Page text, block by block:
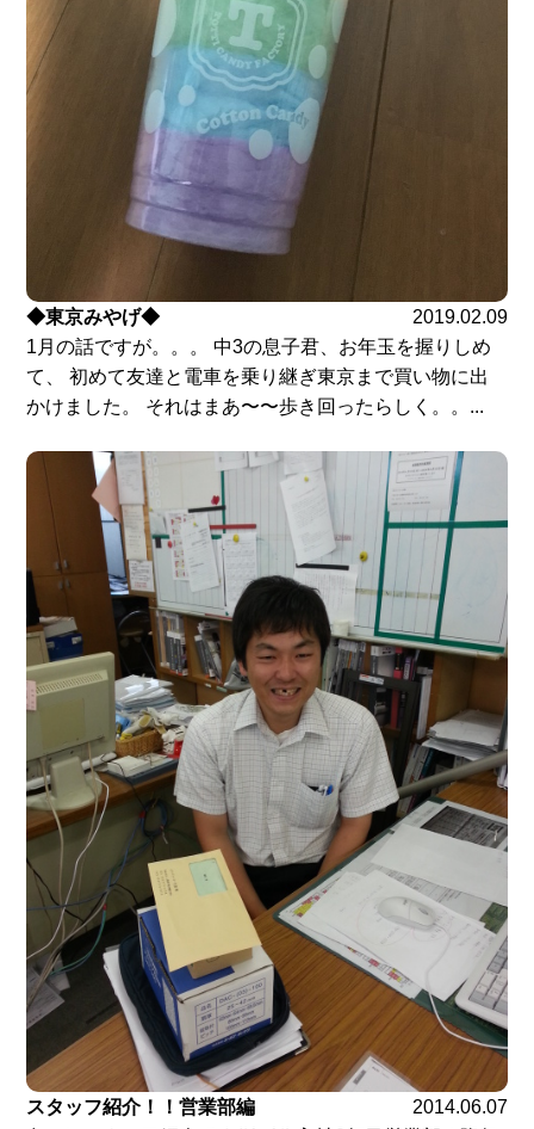
◆東京みやげ◆
2019.02.09
1月の話ですが。。。 中3の息子君、お年玉を握りしめ
て、 初めて友達と電車を乗り継ぎ東京まで買い物に出
かけました。 それはまあ〜〜歩き回ったらしく。。...
スタッフ紹介！！営業部編
2014.06.07